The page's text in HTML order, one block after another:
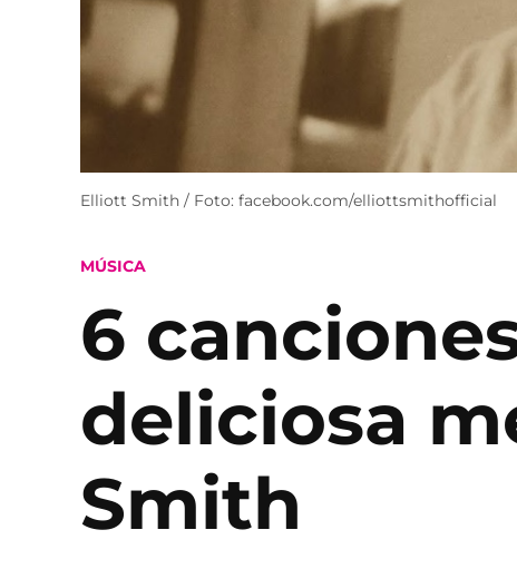
Elliott Smith / Foto: facebook.com/elliottsmithofficial
POSTED
MÚSICA
6
deliciosa
Smith